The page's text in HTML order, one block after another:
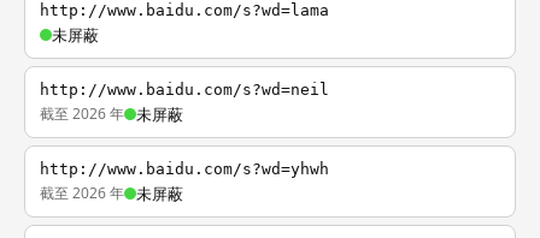
http://www.baidu.com/s?wd=lama
未屏蔽
http://www.baidu.com/s?wd=neil
截至 2026 年 未屏蔽
http://www.baidu.com/s?wd=yhwh
截至 2026 年 未屏蔽